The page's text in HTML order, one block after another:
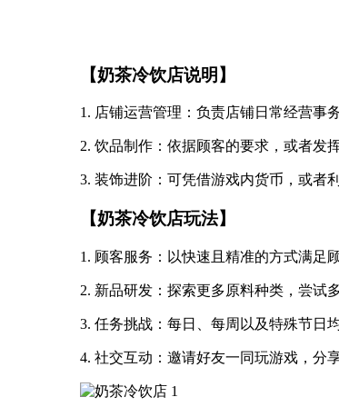
【奶茶冷饮店说明】
1. 店铺运营管理：负责店铺日常经营事
2. 饮品制作：依据顾客的要求，或者发
3. 装饰进阶：可凭借游戏内货币，或者
【奶茶冷饮店玩法】
1. 顾客服务：以快速且精准的方式满足
2. 新品研发：探索更多原料种类，尝试
3. 任务挑战：每日、每周以及特殊节日
4. 社交互动：邀请好友一同玩游戏，分